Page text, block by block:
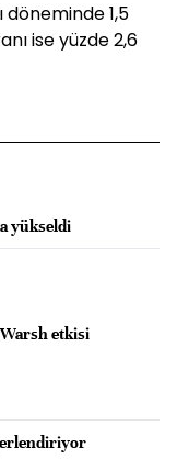
döneminde 1,5
ise yüzde 2,6
yükseldi
etkisi